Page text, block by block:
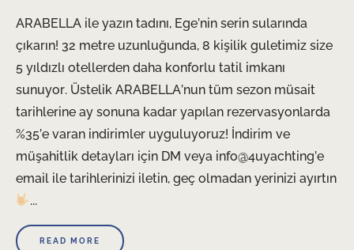
ARABELLA ile yazın tadını, Ege’nin serin sularında
çıkarın! 32 metre uzunluğunda, 8 kişilik guletimiz size
5 yıldızlı otellerden daha konforlu tatil imkanı
sunuyor. Üstelik ARABELLA’nun tüm sezon müsait
tarihlerine ay sonuna kadar yapılan rezervasyonlarda
%35’e varan indirimler uyguluyoruz! İndirim ve
müşahitlik detayları için DM veya info@4uyachting’e
email ile tarihlerinizi iletin, geç olmadan yerinizi ayırtın
...
READ MORE